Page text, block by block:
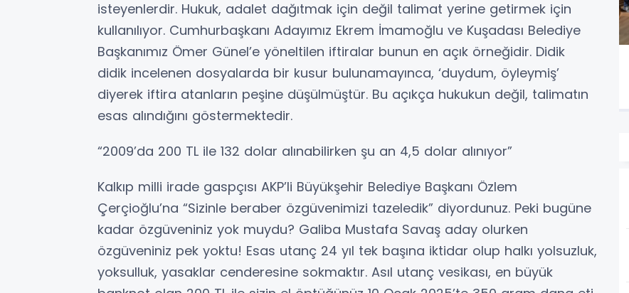
isteyenlerdir. Hukuk, adalet dağıtmak için değil talimat yerine getirmek için
kullanılıyor. Cumhurbaşkanı Adayımız Ekrem İmamoğlu ve Kuşadası Belediye
Başkanımız Ömer Günel’e yöneltilen iftiralar bunun en açık örneğidir. Didik
didik incelenen dosyalarda bir kusur bulunamayınca, ‘duydum, öyleymiş’
diyerek iftira atanların peşine düşülmüştür. Bu açıkça hukukun değil, talimatın
esas alındığını göstermektedir.
“2009’da 200 TL ile 132 dolar alınabilirken şu an 4,5 dolar alınıyor”
Kalkıp milli irade gaspçısı AKP’li Büyükşehir Belediye Başkanı Özlem
Çerçioğlu’na “Sizinle beraber özgüvenimizi tazeledik” diyordunuz. Peki bugüne
kadar özgüveniniz yok muydu? Galiba Mustafa Savaş aday olurken
özgüveniniz pek yoktu! Esas utanç 24 yıl tek başına iktidar olup halkı yolsuzluk,
yoksulluk, yasaklar cenderesine sokmaktır. Asıl utanç vesikası, en büyük